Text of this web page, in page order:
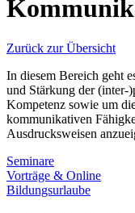
Zurück zur Übersicht
In diesem Bereich geht
und Stärkung der (inter-
Kompetenz sowie um
kommunikativen
Ausdrucksweisen
Seminare
Vorträge & Online
Bildungsurlaube